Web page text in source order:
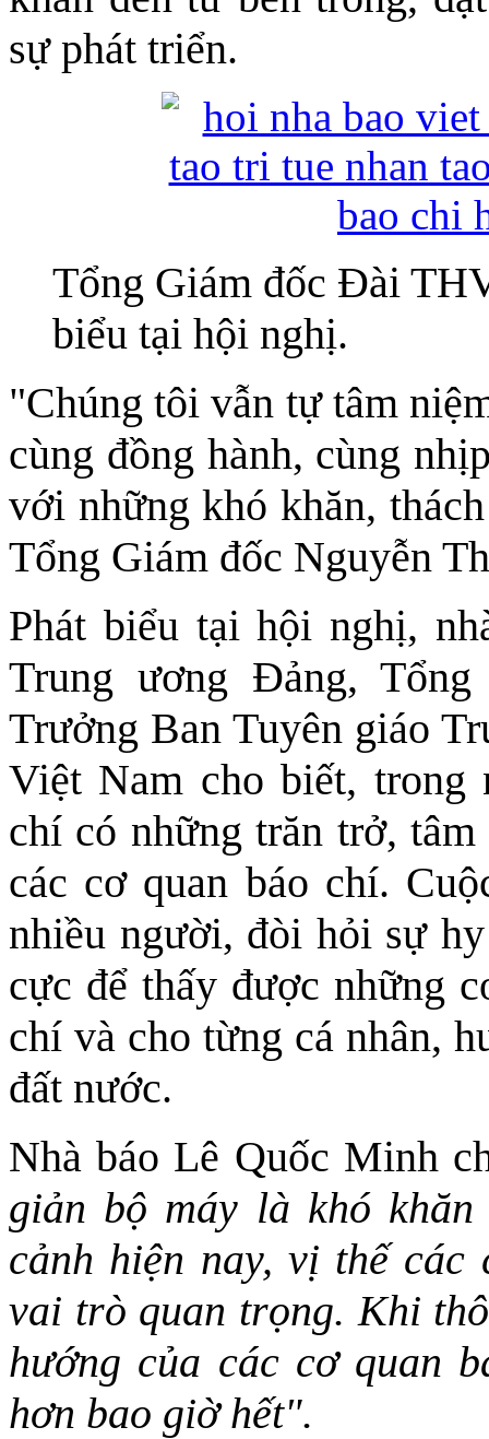
sự phát triển.
Tổng Giám đốc Đài
biểu tại hội nghị.
"Chúng tôi vẫn tự tâm
cùng đồng hành, cùng
với những khó khăn,
Tổng Giám đốc Nguyễn
Phát biểu tại hội nghị,
Trung ương Đảng,
Trưởng Ban Tuyên giáo
Việt Nam cho biết, trong
chí có những trăn trở,
các cơ quan báo chí.
nhiều người, đòi hỏi sự
cực để thấy được những
chí và cho từng cá nhân,
đất nước.
Nhà báo Lê Quốc Minh
giản bộ máy là khó
cảnh hiện nay, vị thế
vai trò quan trọng. Khi
hướng của các cơ quan
hơn bao giờ hết".